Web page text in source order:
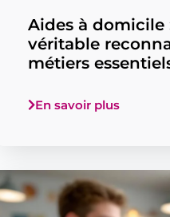
Aides à domicile
véritable
métiers
En savoir plus